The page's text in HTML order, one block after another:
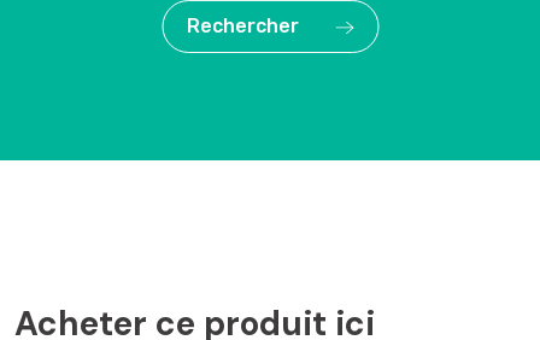
Rechercher
Acheter ce produit ici